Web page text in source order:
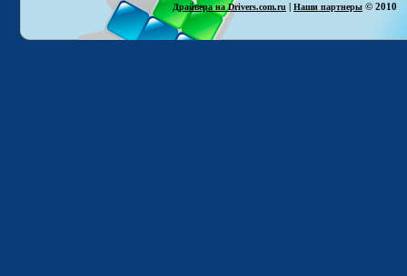
Драйвера на Drivers.com.ru | Наши партнеры © 2010